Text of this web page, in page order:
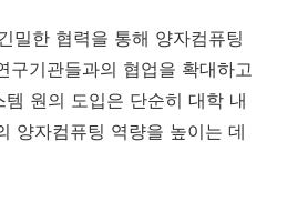
밀한 협력을 통해 양자컴퓨팅
구기관들과의 협업을 확대하고
원의 도입은 단순히 대학 내
양자컴퓨팅 역량을 높이는 데